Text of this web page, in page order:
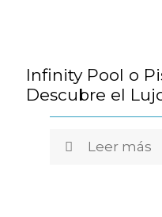
Infinity Pool o
Descubre el
Leer más